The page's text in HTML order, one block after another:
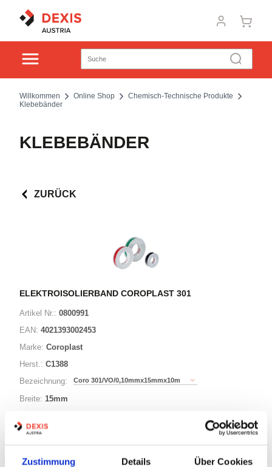
Zustimmung Details Über Cookies
Willkommen Online Shop
Chemisch-Technische Produkte
Klebebänder
KLEBEBÄNDER
ZURÜCK
ELEKTROISOLIERBAND COROPLAST 301
Artikel Nr.: 0800991
EAN: 4021393002453
Marke: Coroplast
Herst.: C1388
Bezeichnung:
Coro 301/VO/0,10mmx15mmx10m
Breite: 15mm
Länge: